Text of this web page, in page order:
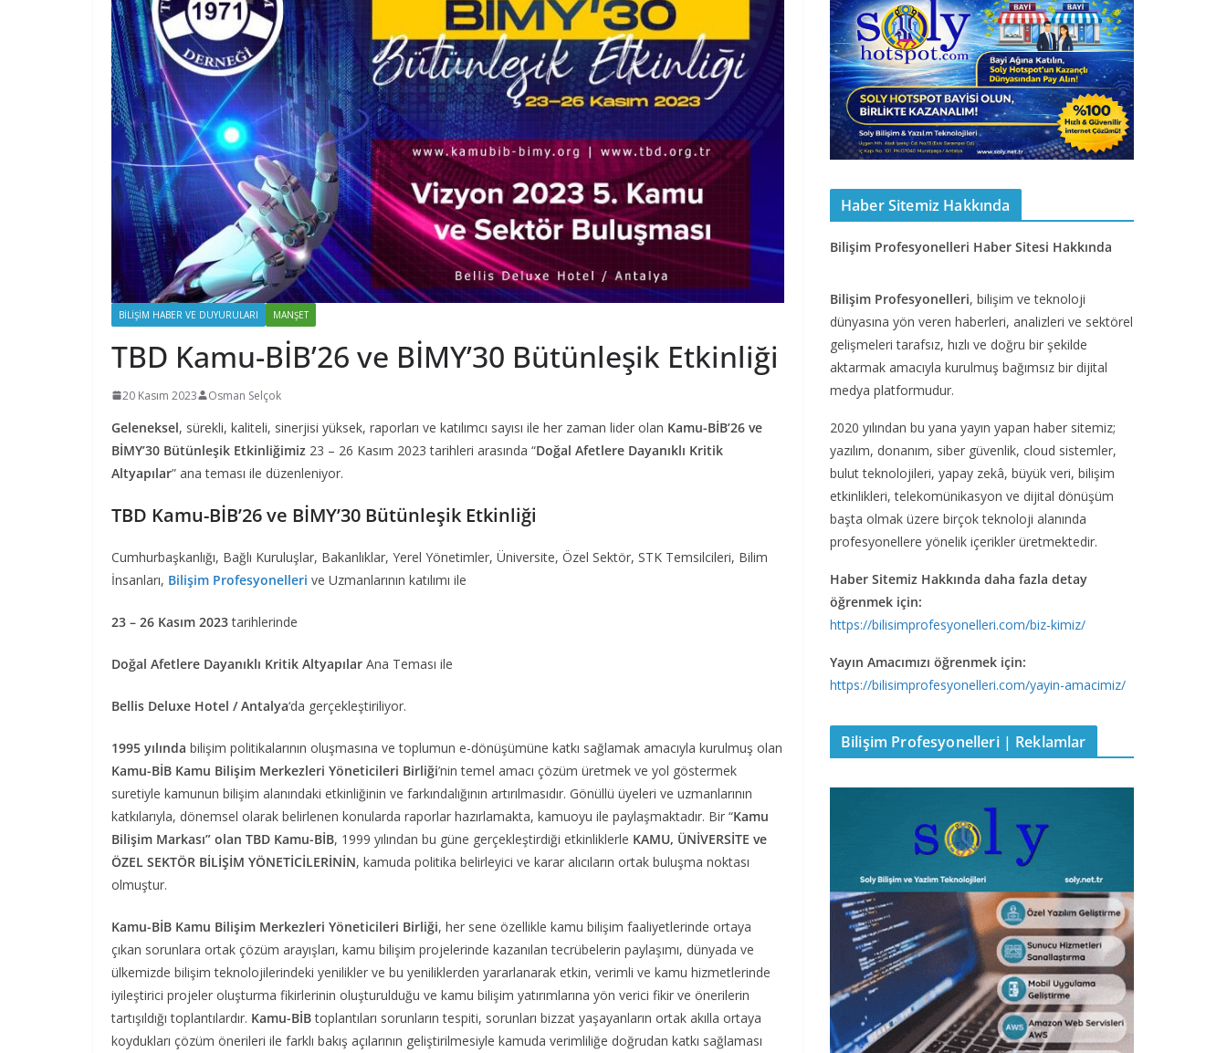
BILIŞIM HABER VE DUYURULARI MANŞET
TBD Kamu-BİB’26 ve BİMY’30 Bütünleşik Etkinliği
20 Kasım 2023 Osman Selçok
Geleneksel, sürekli, kaliteli, sinerjisi yüksek, raporları ve katılımcı sayısı ile her zaman lider olan Kamu-BİB’26 ve
BİMY’30 Bütünleşik Etkinliğimiz 23 – 26 Kasım 2023 tarihleri arasında “Doğal Afetlere Dayanıklı Kritik
Altyapılar” ana teması ile düzenleniyor.
TBD Kamu-BİB’26 ve BİMY’30 Bütünleşik Etkinliği
Cumhurbaşkanlığı, Bağlı Kuruluşlar, Bakanlıklar, Yerel Yönetimler, Üniversite, Özel Sektör, STK Temsilcileri, Bilim
İnsanları, Bilişim Profesyonelleri ve Uzmanlarının katılımı ile
23 – 26 Kasım 2023tarihlerinde
Doğal Afetlere Dayanıklı Kritik Altyapılar Ana Teması ile
Bellis Deluxe Hotel / Antalya‘da gerçekleştiriliyor.
1995 yılında bilişim politikalarının oluşmasına ve toplumun e-dönüşümüne katkı sağlamak amacıyla kurulmuş olan
Kamu-BİB Kamu Bilişim Merkezleri Yöneticileri Birliği’nin temel amacı çözüm üretmek ve yol göstermek
suretiyle kamunun bilişim alanındaki etkinliğinin ve farkındalığının artırılmasıdır. Gönüllü üyeleri ve uzmanlarının
katkılarıyla, dönemsel olarak belirlenen konularda raporlar hazırlamakta, kamuoyu ile paylaşmaktadır. Bir “Kamu
Bilişim Markası” olan TBD Kamu-BİB, 1999 yılından bu güne gerçekleştirdiği etkinliklerle KAMU, ÜNİVERSİTE ve
ÖZEL SEKTÖR BİLİŞİM YÖNETİCİLERİNİN, kamuda politika belirleyici ve karar alıcıların ortak buluşma noktası
olmuştur.
Kamu-BİB Kamu Bilişim Merkezleri Yöneticileri Birliği, her sene özellikle kamu bilişim faaliyetlerinde ortaya
çıkan sorunlara ortak çözüm arayışları, kamu bilişim projelerinde kazanılan tecrübelerin paylaşımı, dünyada ve
ülkemizde bilişim teknolojilerindeki yenilikler ve bu yeniliklerden yararlanarak etkin, verimli ve kamu hizmetlerinde
iyileştirici projeler oluşturma fikirlerinin oluşturulduğu ve kamu bilişim yatırımlarına yön verici fikir ve önerilerin
tartışıldığı toplantılardır. Kamu-BİBtoplantıları sorunların tespiti, sorunları bizzat yaşayanların ortak akılla ortaya
koydukları çözüm önerileri ile farklı bakış açılarının geliştirilmesiyle kamuda verimliliğe doğrudan katkı sağlaması
Haber Sitemiz Hakkında
Bilişim Profesyonelleri Haber Sitesi Hakkında
Bilişim Profesyonelleri, bilişim ve teknoloji
dünyasına yön veren haberleri, analizleri ve sektörel
gelişmeleri tarafsız, hızlı ve doğru bir şekilde
aktarmak amacıyla kurulmuş bağımsız bir dijital
medya platformudur.
2020 yılından bu yana yayın yapan haber sitemiz;
yazılım, donanım, siber güvenlik, cloud sistemler,
bulut teknolojileri, yapay zekâ, büyük veri, bilişim
etkinlikleri, telekomünikasyon ve dijital dönüşüm
başta olmak üzere birçok teknoloji alanında
profesyonellere yönelik içerikler üretmektedir.
Haber Sitemiz Hakkında daha fazla detay
öğrenmek için:
https://bilisimprofesyonelleri.com/biz-kimiz/
Yayın Amacımızı öğrenmek için:
https://bilisimprofesyonelleri.com/yayin-amacimiz/
Bilişim Profesyonelleri | Reklamlar